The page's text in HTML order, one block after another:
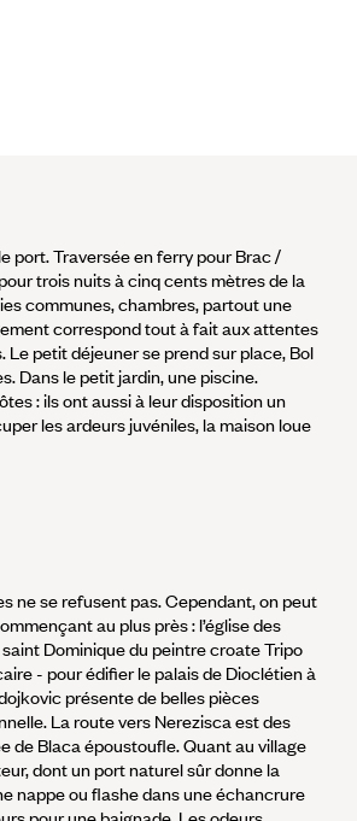
port. Traversée en ferry pour Brac /
trois nuits à cinq cents mètres de la
communes, chambres, partout une
correspond tout à fait aux attentes
Le petit déjeuner se prend sur place, Bol
Dans le petit jardin, une piscine.
: ils ont aussi à leur disposition un
les ardeurs juvéniles, la maison loue
ne se refusent pas. Cependant, on peut
au plus près : l’église des
Dominique du peintre croate Tripo
- pour édifier le palais de Dioclétien à
présente de belles pièces
La route vers Nerezisca est des
de Blaca époustoufle. Quant au village
dont un port naturel sûr donne la
nappe ou flashe dans une échancrure